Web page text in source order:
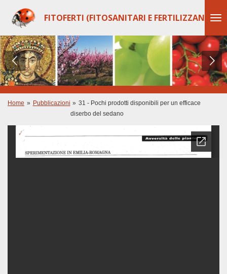
principale
FITOFERTI (FITOSANITARI E FERTILIZZANTI)
Home » Pubblicazioni » 31 - Pochi prodotti disponibili per un efficace
diserbo del sedano